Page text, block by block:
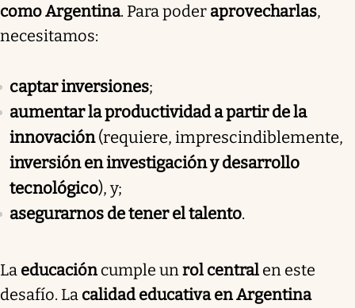
como Argentina. Para poder aprovecharlas,
necesitamos:
captar inversiones;
aumentar la productividad a partir de la
innovación(requiere, imprescindiblemente,
inversión en investigación y desarrollo
tecnológico), y;
asegurarnos de tener el talento.
La educación cumple un rol central en este
desafío. La calidad educativa en Argentina